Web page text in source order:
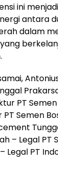
ini
antara
dalam
PT
Semen
– Legal PT
Legal PT